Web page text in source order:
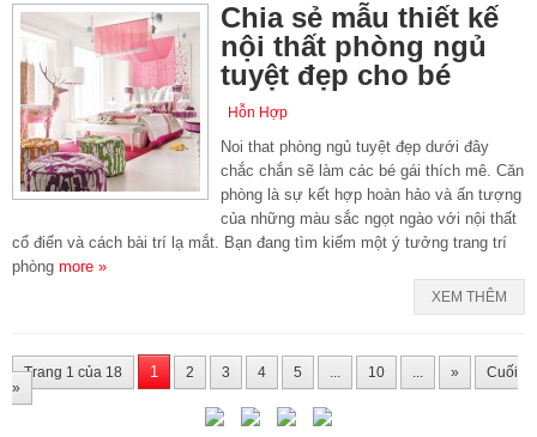
Chia sẻ mẫu thiết kế
nội thất phòng ngủ
tuyệt đẹp cho bé
Hỗn Hợp
Noi that phòng ngủ tuyệt đẹp dưới đây
chắc chắn sẽ làm các bé gái thích mê. Căn
phòng là sự kết hợp hoàn hảo và ấn tượng
của những màu sắc ngọt ngào với nội thất
cổ điển và cách bài trí lạ mắt. Bạn đang tìm kiếm một ý tưởng trang trí
phòng more »
XEM THÊM
Trang 1 của 18 1 2 3 4 5 ... 10 ... »
Cuối
»